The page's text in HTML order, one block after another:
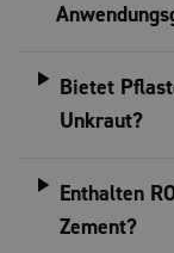
Bietet
Unkraut?
Enthalten
Zement?